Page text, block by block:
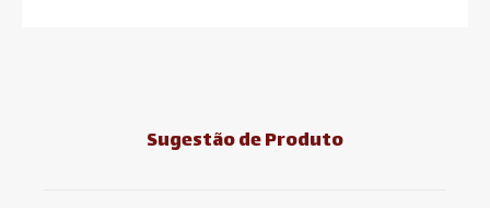
Sugestão de Produto